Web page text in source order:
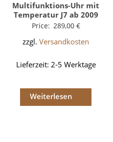
Multifunktions-Uhr mit
Temperatur J7 ab 2009
Price: 289,00 €
zzgl.Versandkosten
Lieferzeit: 2-5 Werktage
Weiterlesen